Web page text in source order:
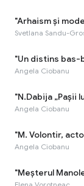
"Arhaism și
Svetlana Sandu-
"Un distins
Angela Ciobanu
"N.Dabija „Pașii
Angela Ciobanu
"M. Volontir,
Angela Ciobanu
"Meșterul
Elena Vorotneac